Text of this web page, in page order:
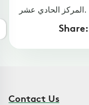
المركز الحادي عشر.
Share:
Contact Us